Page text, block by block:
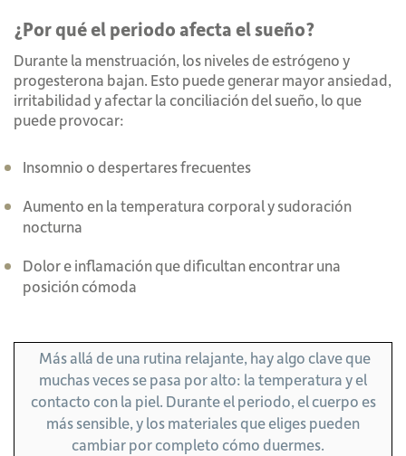
¿Por qué el periodo afecta el sueño?
Durante la menstruación, los niveles de estrógeno y
progesterona bajan. Esto puede generar mayor ansiedad,
irritabilidad y afectar la conciliación del sueño, lo que
puede provocar:
Insomnio o despertares frecuentes
Aumento en la temperatura corporal y sudoración
nocturna
Dolor e inflamación que dificultan encontrar una
posición cómoda
Más allá de una rutina relajante, hay algo clave que
muchas veces se pasa por alto: la temperatura y el
contacto con la piel. Durante el periodo, el cuerpo es
más sensible, y los materiales que eliges pueden
cambiar por completo cómo duermes.